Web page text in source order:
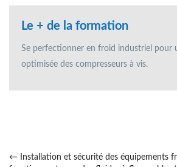
Le + de la formation
Se perfectionner en froid industriel pour
optimisée des compresseurs à vis.
← Installation et sécurité des équipements